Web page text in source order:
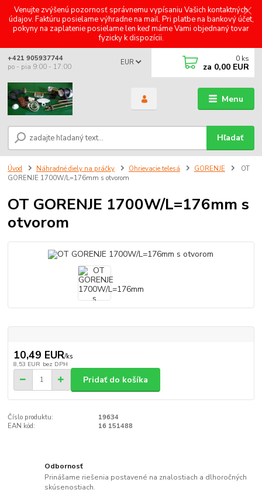
Venujte zvýšenú pozornosť správnemu vypísaniu Vašich kontaktných
údajov. Faktúru posielame výhradne na mail. Pri platbe na bankový účet,
pokyny na zaplatenie posielame len keď máme Vami objednaný tovar
fyzicky k dispozícii.
Menu
EUR
Hľadať
+421 905937744
po - pia 9:00 - 17:00
0 ks
za 0,00 EUR
Úvod Náhradné diely na práčky Ohrievacie telesá GORENJE
OT
GORENJE 1700W/L=176mm s otvorom
OT GORENJE 1700W/L=176mm s
otvorom
10,49 EUR/ks
8,53 EUR bez DPH
Pridať do košíka
Číslo produktu:
19634
EAN kód:
16 151488
Odbornosť
Prinášame riešenia postavené na znalostiach a dlhoročných
skúsenostiach.